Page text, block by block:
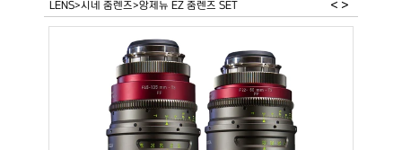
LENS>시네 줌렌즈>앙제뉴 EZ 줌렌즈 SET < >